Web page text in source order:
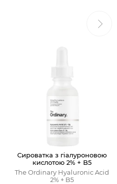
Сироватка з гіалуроновою
кислотою 2% + B5
The Ordinary Hyaluronic Acid
2% + B5